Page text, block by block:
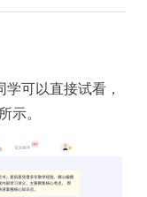
学可以直接试看，
示。